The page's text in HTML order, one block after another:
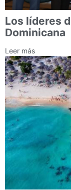
Los líderes
Dominicana
Leer más